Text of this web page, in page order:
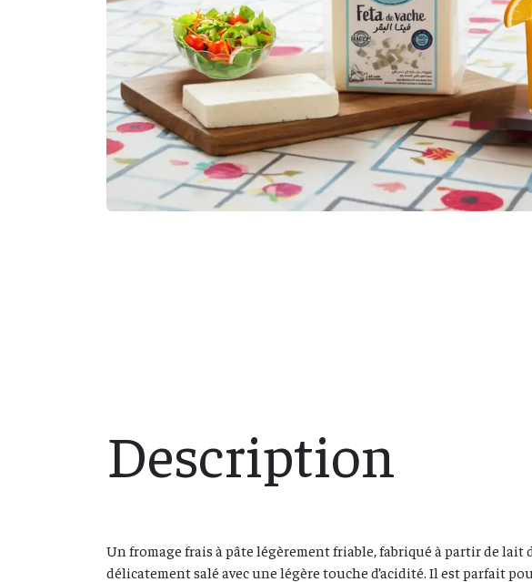
Description
Un fromage frais à pâte légèrement friable, fabriqué à partir de
délicatement salé avec une légère touche d’acidité. Il est parfait